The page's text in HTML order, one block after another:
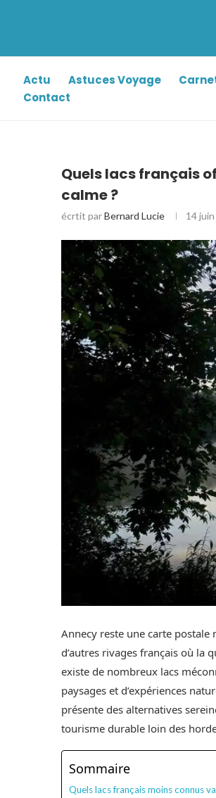
Actu Astuces Voyage
Contact
Quels lacs français
calme ?
écrtit parBernard Lucie 14
Annecy reste une carte
d’autres rivages français où la
existe de nombreux lacs
paysages et d’expériences
présente des alternatives
tourisme durable loin des
Sommaire
Quels lacs français moins connus